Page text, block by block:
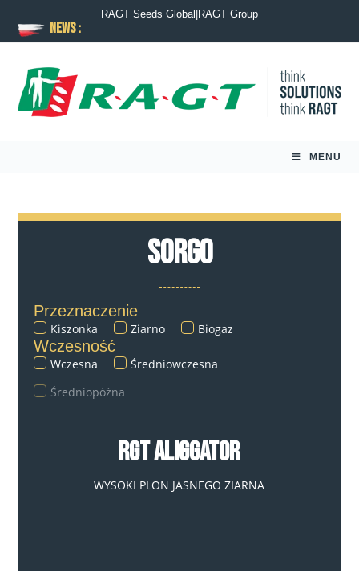
News :
RAGT Seeds Global RAGT Group
MENU
Sorgo
Przeznaczenie
Kiszonka Ziarno Biogaz
Wczesność
Wczesna
Średniowczesna
Średniopóźna
RGT Aliggator
WYSOKI PLON JASNEGO ZIARNA